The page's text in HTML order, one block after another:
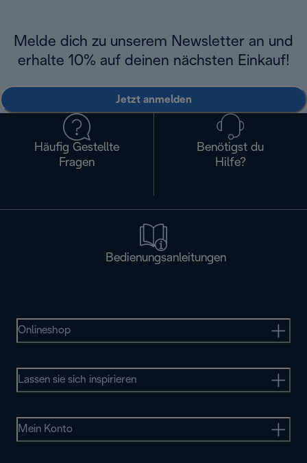
Melde dich zu unserem Newsletter an und
erhalte 10% auf deinen nächsten Einkauf!
Jetzt anmelden
Häufig Gestellte
Fragen
Benötigst du
Hilfe?
Bedienungsanleitungen
Onlineshop
Lassen sie sich inspirieren
Mein Konto